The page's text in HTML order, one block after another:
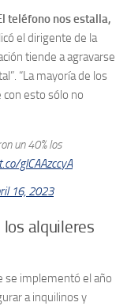
teléfono nos estalla,
el dirigente de la
tiende a agravarse
“La mayoría de los
esto sólo no
un 40% los
gICAAzccyA
16, 2023
alquileres
se implementó el año
a inquilinos y